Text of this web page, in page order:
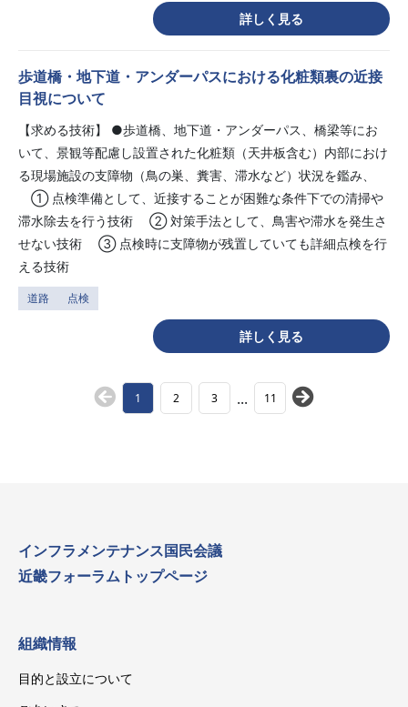
詳しく見る
歩道橋・地下道・アンダーパスにおける化粧類裏の近接
目視について
【求める技術】 ●歩道橋、地下道・アンダーパス、橋梁等にお
いて、景観等配慮し設置された化粧類（天井板含む）内部におけ
る現場施設の支障物（鳥の巣、糞害、滞水など）状況を鑑み、
① 点検準備として、近接することが困難な条件下での清掃や
滞水除去を行う技術 ② 対策手法として、鳥害や滞水を発生さ
せない技術 ③ 点検時に支障物が残置していても詳細点検を行
える技術
道路 点検
詳しく見る
1 2 3 ... 11
インフラメンテナンス国民会議
近畿フォーラムトップページ
組織情報
目的と設立について